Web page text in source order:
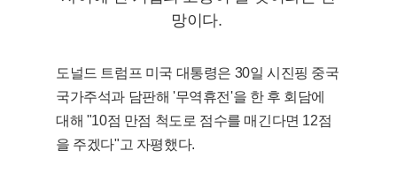
망이다.
도널드 트럼프 미국 대통령은 30일 시진핑 중국
국가주석과 담판해 '무역휴전'을 한 후 회담에
대해 "10점 만점 척도로 점수를 매긴다면 12점
을 주겠다"고 자평했다.